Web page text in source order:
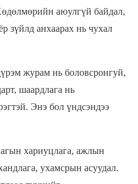
аюулгүй байдал,
зүйлд анхаарах нь чухал
журам нь боловсронгуй,
шаардлага нь
Энэ бол үндсэндээ
хариуцлага, ажлын
ухамсрын асуудал.